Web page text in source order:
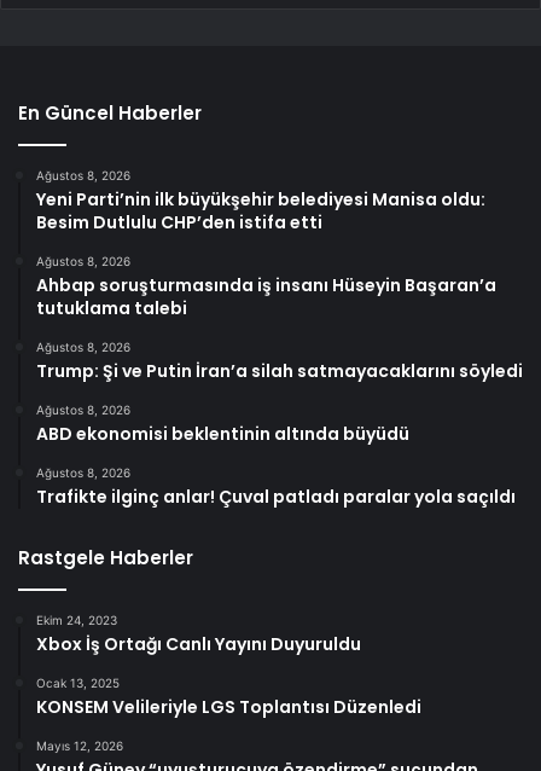
En Güncel Haberler
Ağustos 8, 2026
Yeni Parti’nin ilk büyükşehir belediyesi Manisa oldu:
Besim Dutlulu CHP’den istifa etti
Ağustos 8, 2026
Ahbap soruşturmasında iş insanı Hüseyin Başaran’a
tutuklama talebi
Ağustos 8, 2026
Trump: Şi ve Putin İran’a silah satmayacaklarını söyledi
Ağustos 8, 2026
ABD ekonomisi beklentinin altında büyüdü
Ağustos 8, 2026
Trafikte ilginç anlar! Çuval patladı paralar yola saçıldı
Rastgele Haberler
Ekim 24, 2023
Xbox İş Ortağı Canlı Yayını Duyuruldu
Ocak 13, 2025
KONSEM Velileriyle LGS Toplantısı Düzenledi
Mayıs 12, 2026